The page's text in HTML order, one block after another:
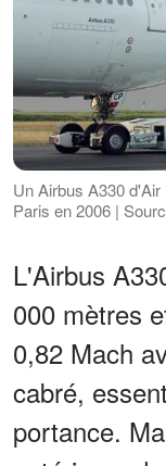
Un Airbus A330
Paris en 2006 |
L'Airbus
000 mètres
0,82 Mach
cabré,
portance.